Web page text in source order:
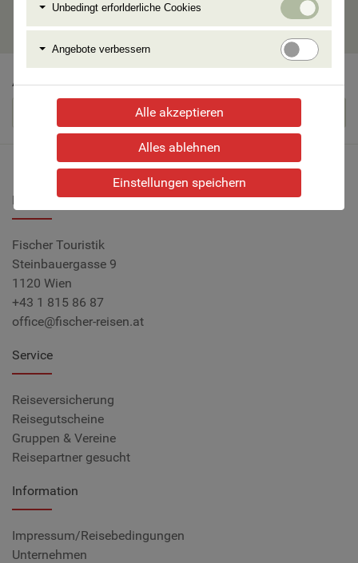
Abonnieren Sie schöne Reisen als Newsletter
Beratung & Buchung
Fischer Touristik
Steinbauergasse 9
1120 Wien
+43 1 815 86 87
office@fischer-reisen.at
Service
Reiseversicherung
Reisegutscheine
Gruppen & Vereine
Reisepartner gesucht
Information
Impressum/Reisebedingungen
Unternehmen
Unbedingt erforlderliche Cookies
Cookies
Angebote verbessern
Alle akzeptieren
Alles ablehnen
Einstellungen speichern